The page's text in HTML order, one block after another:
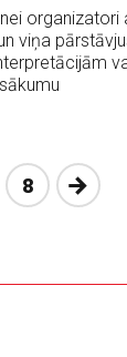
organizatori
viņa
8